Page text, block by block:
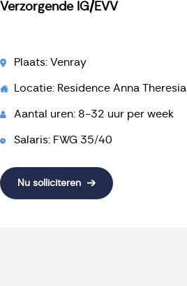
Verzorgende IG/EVV
Plaats: Venray
Locatie: Residence Anna Theresia
Aantal uren: 8-32 uur per week
Salaris: FWG 35/40
Nu solliciteren